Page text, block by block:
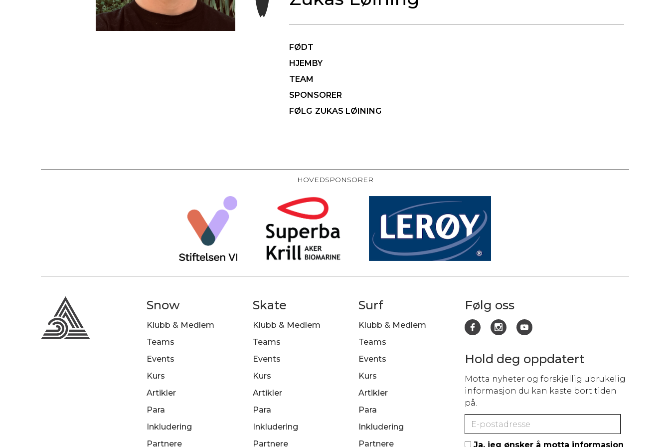
FØDT
HJEMBY
TEAM
SPONSORER
FØLG ZUKAS LØINING
HOVEDSPONSORER
Snow
Klubb & Medlem
Teams
Events
Kurs
Artikler
Para
Inkludering
Partnere
Skate
Klubb & Medlem
Teams
Events
Kurs
Artikler
Para
Inkludering
Partnere
Surf
Klubb & Medlem
Teams
Events
Kurs
Artikler
Para
Inkludering
Partnere
Følg oss
Hold deg oppdatert
Motta nyheter og forskjellig ubrukelig
informasjon du kan kaste bort tiden
på.
Ja, jeg ønsker å motta informasjon